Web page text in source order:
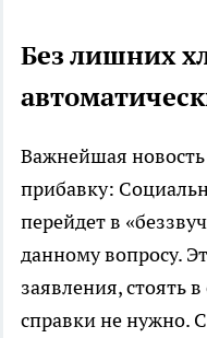
Без лишних
Важнейшая новость
прибавку:
перейдет в
данному вопросу.
заявления, стоять
справки не нужно.